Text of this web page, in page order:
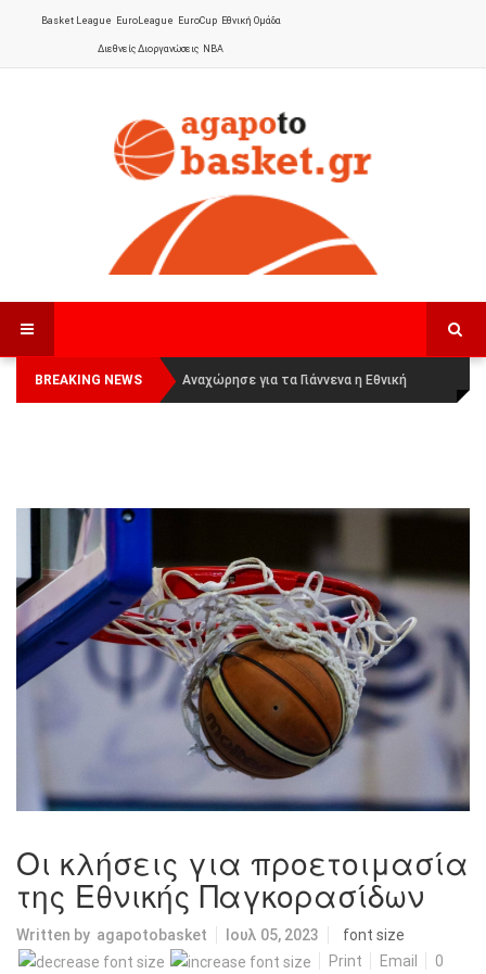
Basket League EuroLeague EuroCup Εθνική Ομάδα
Διεθνείς Διοργανώσεις NBA
BREAKING NEWS
Οι Πάνθηρες Καβάλας στην Women
Basketball League 1
Αναχώρησε για τα Γιάννενα η Εθνική
Γυναικών:
Οι κλήσεις για προετοιμασία
της Εθνικής Παγκορασίδων
Written by agapotobasket Ιουλ 05, 2023
font size
Print
Email
0